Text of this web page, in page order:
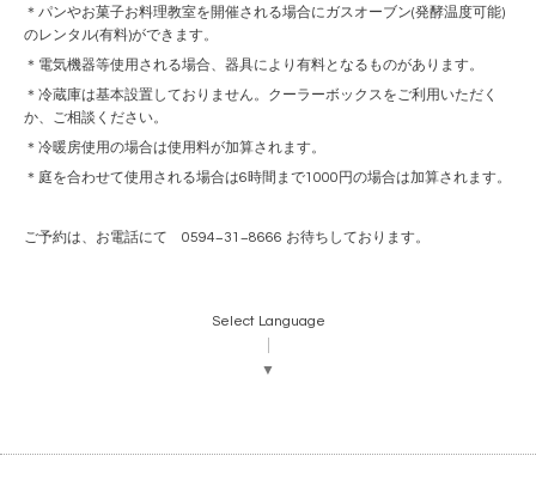
＊パンやお菓子お料理教室を開催される場合にガスオーブン(発酵温度可能)
のレンタル(有料)ができます。
＊電気機器等使用される場合、器具により有料となるものがあります。
＊冷蔵庫は基本設置しておりません。クーラーボックスをご利用いただく
か、ご相談ください。
＊冷暖房使用の場合は使用料が加算されます。
＊庭を合わせて使用される場合は6時間まで1000円の場合は加算されます。
ご予約は、お電話にて 0594−31−8666 お待ちしております。
Select Language
▼